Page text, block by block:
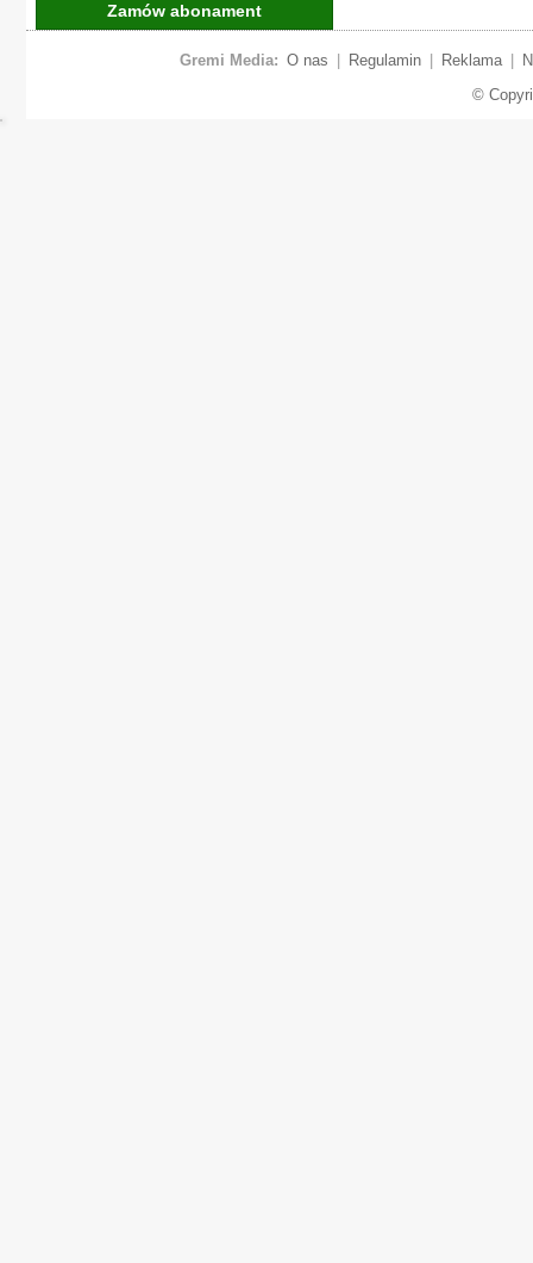
Zamów abonament
Gremi Media: O nas Regulamin Reklama
©